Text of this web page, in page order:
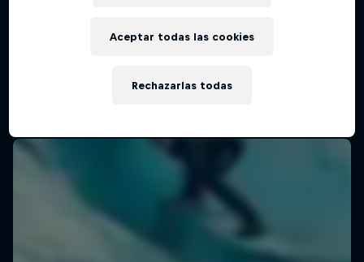
Rechazarlas todas
Aceptar todas las cookies